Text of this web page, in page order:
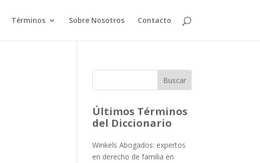
Términos Sobre Nosotros Contacto
Buscar
Últimos Términos
del Diccionario
Winkels Abogados: expertos
en derecho de familia en